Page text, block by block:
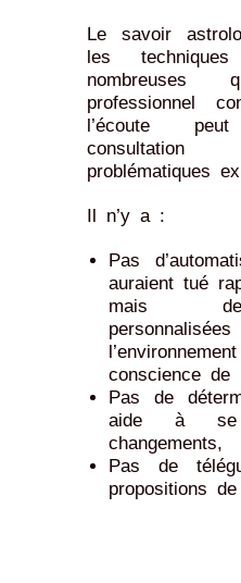
Le savoir
les
professionnel
l’écoute
problématiques
Il n’y a :
Pas
auraient tué
mais
conscience de
Pas de
aide à se
changements,
Pas de
propositions